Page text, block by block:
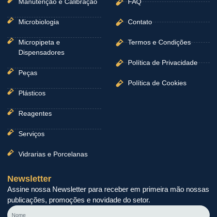
Manutenção e Calibração
Microbiologia
Micropipeta e
Dispensadores
Peças
Plásticos
Reagentes
Serviços
Vidrarias e Porcelanas
FAQ
Contato
Termos e Condições
Política de Privacidade
Política de Cookies
Newsletter
Assine nossa Newsletter para receber em primeira mão nossas
publicações, promoções e novidade do setor.
Nome